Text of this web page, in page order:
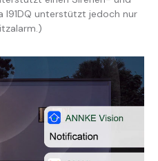
I91DQ unterstützt jedoch nur